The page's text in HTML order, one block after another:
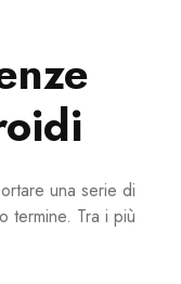
una serie di
termine. Tra i più